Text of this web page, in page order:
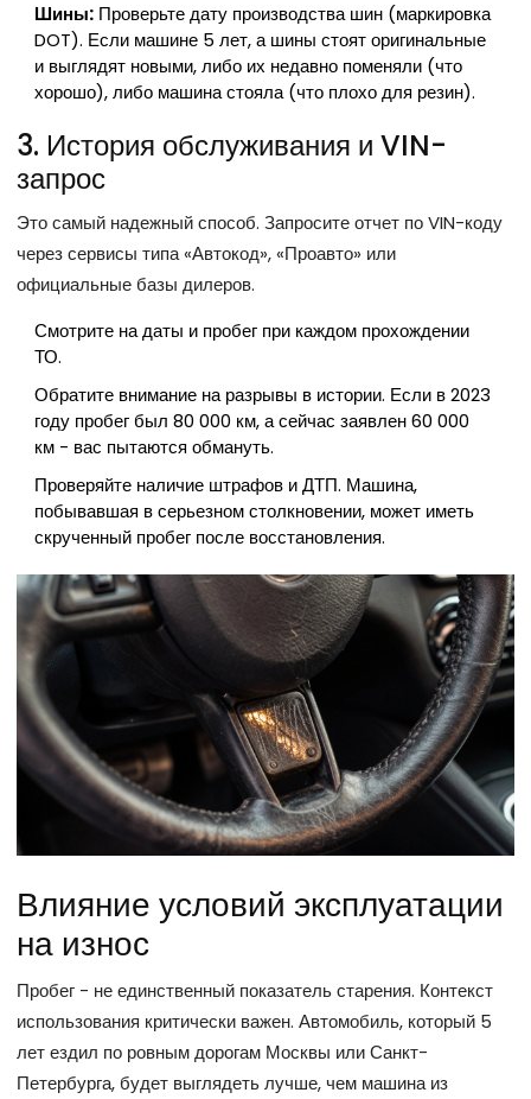
Шины: Проверьте дату производства шин (маркировка
DOT). Если машине 5 лет, а шины стоят оригинальные
и выглядят новыми, либо их недавно поменяли (что
хорошо), либо машина стояла (что плохо для резин).
3. История обслуживания и VIN-
запрос
Это самый надежный способ. Запросите отчет по VIN-коду
через сервисы типа «Автокод», «Проавто» или
официальные базы дилеров.
Смотрите на даты и пробег при каждом прохождении
ТО.
Обратите внимание на разрывы в истории. Если в 2023
году пробег был 80 000 км, а сейчас заявлен 60 000
км - вас пытаются обмануть.
Проверяйте наличие штрафов и ДТП. Машина,
побывавшая в серьезном столкновении, может иметь
скрученный пробег после восстановления.
Влияние условий эксплуатации
на износ
Пробег - не единственный показатель старения. Контекст
использования критически важен. Автомобиль, который 5
лет ездил по ровным дорогам Москвы или Санкт-
Петербурга, будет выглядеть лучше, чем машина из